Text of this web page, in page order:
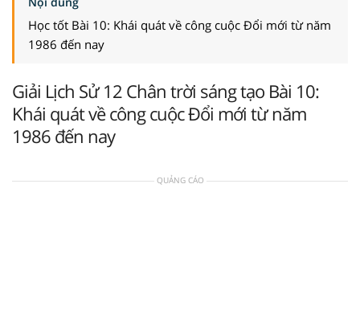
Học tốt Bài 10: Khái quát về công cuộc Đổi mới từ năm
1986 đến nay
Giải Lịch Sử 12 Chân trời sáng tạo Bài 10:
Khái quát về công cuộc Đổi mới từ năm
1986 đến nay
QUẢNG CÁO